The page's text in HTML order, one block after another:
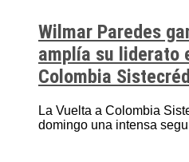
Wilmar Paredes
amplía su liderato
Colombia
La Vuelta a Colombia
domingo una intensa